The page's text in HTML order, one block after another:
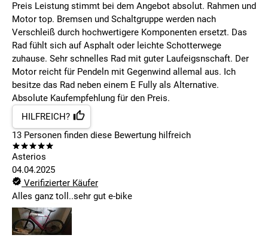
Preis Leistung stimmt bei dem Angebot absolut. Rahmen und
Motor top. Bremsen und Schaltgruppe werden nach
Verschleiß durch hochwertigere Komponenten ersetzt. Das
Rad fühlt sich auf Asphalt oder leichte Schotterwege
zuhause. Sehr schnelles Rad mit guter Laufeigsnschaft. Der
Motor reicht für Pendeln mit Gegenwind allemal aus. Ich
besitze das Rad neben einem E Fully als Alternative.
Absolute Kaufempfehlung für den Preis.
HILFREICH?
13 Personen finden diese Bewertung hilfreich
Asterios
04.04.2025
Verifizierter Käufer
Alles ganz toll..sehr gut e-bike